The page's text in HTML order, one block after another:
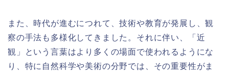
また、時代が進むにつれて、技術や教育が発展し、観
察の手法も多様化してきました。それに伴い、「近
観」という言葉はより多くの場面で使われるようにな
り、特に自然科学や美術の分野では、その重要性がま